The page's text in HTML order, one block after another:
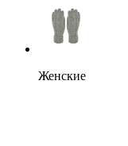
Женские